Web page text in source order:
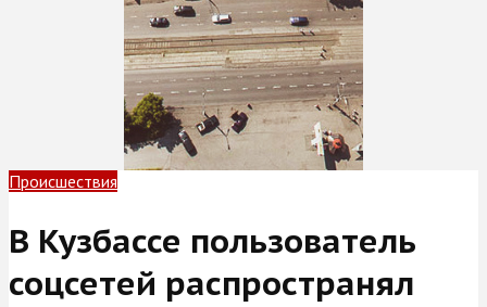
Происшествия
В Кузбассе пользователь
соцсетей распространял